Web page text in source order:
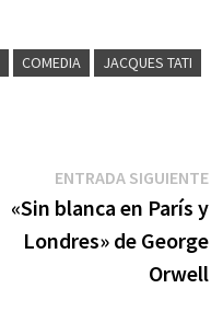
COMEDIA
JACQUES TATI
ENTRADA SIGUIENTE
«Sin blanca en París y
Londres» de George
Orwell